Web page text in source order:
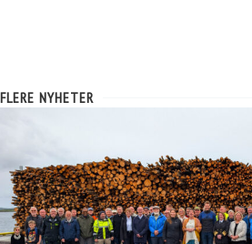
FLERE NYHETER